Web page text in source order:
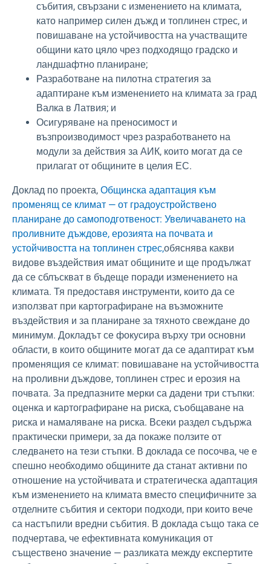
събития, свързани с изменението на климата,
като например силен дъжд и топлинен стрес, и
повишаване на устойчивостта на участващите
общини като цяло чрез подходящо градско и
ландшафтно планиране;
Разработване на пилотна стратегия за
адаптиране към изменението на климата за град
Валка в Латвия; и
Осигуряване на преносимост и
възпроизводимост чрез разработването на
модули за действия за АИК, които могат да се
прилагат от общините в целия ЕС.
Доклад по проекта, Общинска адаптация към
променящ се климат — от градоустройствено
планиране до самоподготвеност: Увеличаването на
проливните дъждове, ерозията на почвата и
устойчивостта на топлинен стрес,обяснява какви
видове въздействия имат общините и ще продължат
да се сблъскват в бъдеще поради изменението на
климата. Тя предоставя инструменти, които да се
използват при картографиране на възможните
въздействия и за планиране за тяхното свеждане до
минимум. Докладът се фокусира върху три основни
области, в които общините могат да се адаптират към
променящия се климат: повишаване на устойчивостта
на проливни дъждове, топлинен стрес и ерозия на
почвата. За предпазните мерки са дадени три стъпки:
оценка и картографиране на риска, съобщаване на
риска и намаляване на риска. Всеки раздел съдържа
практически примери, за да покаже ползите от
следването на тези стъпки. В доклада се посочва, че е
спешно необходимо общините да станат активни по
отношение на устойчивата и стратегическа адаптация
към изменението на климата вместо специфичните за
отделните събития и сектори подходи, при които вече
са настъпили вредни събития. В доклада също така се
подчертава, че ефективната комуникация от
съществено значение — разликата между експертите